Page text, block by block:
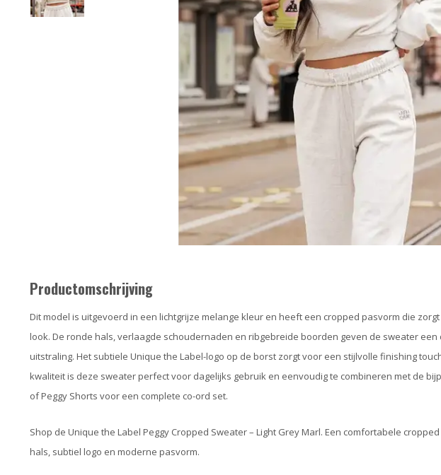
Productomschrijving
Dit model is uitgevoerd in een lichtgrijze melange kleur en heeft een cropped pasvorm die
look. De ronde hals, verlaagde schoudernaden en ribgebreide boorden geven de sweater
uitstraling. Het subtiele Unique the Label-logo op de borst zorgt voor een stijlvolle finishing
kwaliteit is deze sweater perfect voor dagelijks gebruik en eenvoudig te combineren met de
of Peggy Shorts voor een complete co-ord set.
Shop de Unique the Label Peggy Cropped Sweater – Light Grey Marl. Een comfortabele
hals, subtiel logo en moderne pasvorm.